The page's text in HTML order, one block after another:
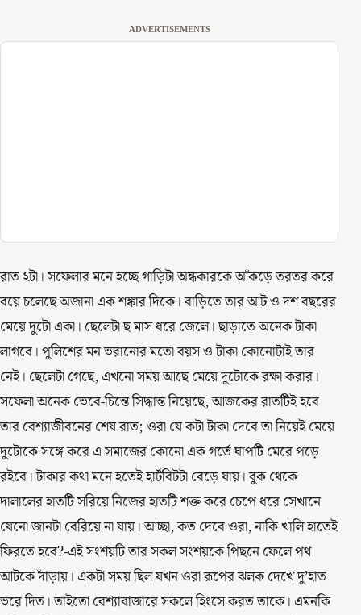
ADVERTISEMENTS
রাত ২টা। সফেলার মনে হচ্ছে গাড়িটা অন্ধকারকে আঁকড়ে তরতর করে
বয়ে চলেছে অজানা এক শঙ্কার দিকে। বাড়িতে তার আট ও দশ বছরের
মেয়ে দুটো একা। ছেলেটা ছ মাস ধরে জেলে। ছাড়াতে অনেক টাকা
লাগবে। পুলিশের মন ভরানোর মতো বয়স ও টাকা কোনোটাই তার
নেই। ছেলেটা গেছে, এখনো সময় আছে মেয়ে দুটোকে রক্ষা করার।
সফেলা অনেক ভেবে-চিন্তে সিদ্ধান্ত নিয়েছে, আজকের রাতটিই হবে
তার বেশ্যাজীবনের শেষ রাত; ওরা যে কটা টাকা দেবে তা নিয়েই মেয়ে
দুটোকে সঙ্গে করে এ সমাজের কোনো এক গর্তে ঘাপটি মেরে পড়ে
রইবে। টাকার কথা মনে হতেই হার্টবিটটা বেড়ে যায়। বুক থেকে
দালালের হাতটি সরিয়ে নিজের হাতটি শক্ত করে চেপে ধরে সেখানে
যেনো জানটা বেরিয়ে না যায়। আচ্ছা, কত দেবে ওরা, নাকি খালি হাতেই
ফিরতে হবে?-এই সংশয়টি তার সকল সংশয়কে পিছনে ফেলে পথ
আটকে দাঁড়ায়। একটা সময় ছিল যখন ওরা রূপের ঝলক দেখে দু’হাত
ভরে দিত। তাইতো বেশ্যাবাজারে সকলে হিংসে করত তাকে। এমনকি